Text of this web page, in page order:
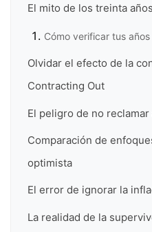
El mito de los treinta
Cómo verificar tus
Olvidar el efecto de la
Contracting Out
El peligro de no
Comparación de
optimista
El error de ignorar la
La realidad de la